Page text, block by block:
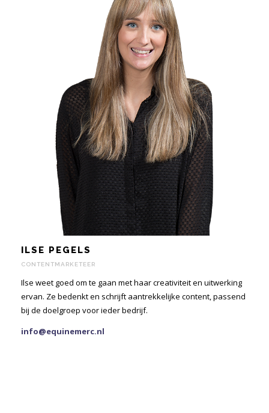
ILSE PEGELS
CONTENTMARKETEER
Ilse weet goed om te gaan met haar creativiteit en uitwerking
ervan. Ze bedenkt en schrijft aantrekkelijke content, passend
bij de doelgroep voor ieder bedrijf.
info@equinemerc.nl